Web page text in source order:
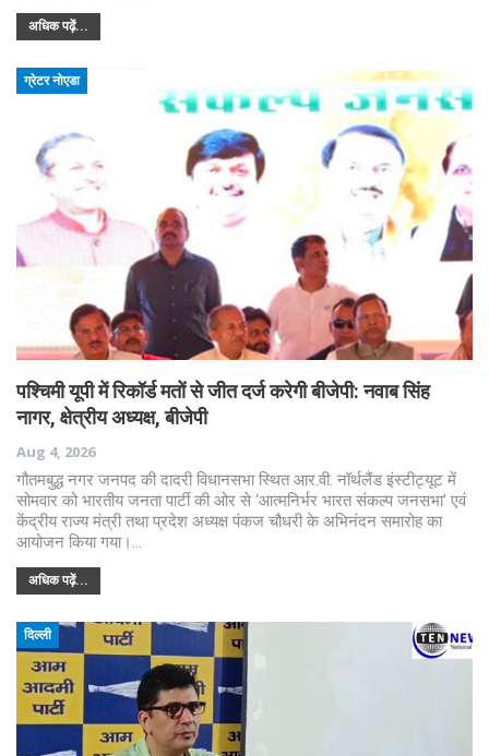
अधिक पढ़ें...
ग्रेटर नोएडा
पश्चिमी यूपी में रिकॉर्ड मतों से जीत दर्ज करेगी बीजेपी: नवाब सिंह
नागर, क्षेत्रीय अध्यक्ष, बीजेपी
Aug 4, 2026
गौतमबुद्ध नगर जनपद की दादरी विधानसभा स्थित आर.वी. नॉर्थलैंड इंस्टीट्यूट में
सोमवार को भारतीय जनता पार्टी की ओर से ‘आत्मनिर्भर भारत संकल्प जनसभा’ एवं
केंद्रीय राज्य मंत्री तथा प्रदेश अध्यक्ष पंकज चौधरी के अभिनंदन समारोह का
आयोजन किया गया।…
अधिक पढ़ें...
दिल्ली